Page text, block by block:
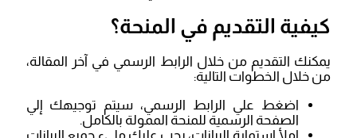
كيفية التقديم في المنحة؟
يمكنك التقديم من خلال الرابط الرسمي في آخر المقالة،
من خلال الخطوات التالية:
اضغط علي الرابط الرسمي، سيتم توجيهك إلي
الصفحة الرسمية للمنحة الممولة بالكامل.